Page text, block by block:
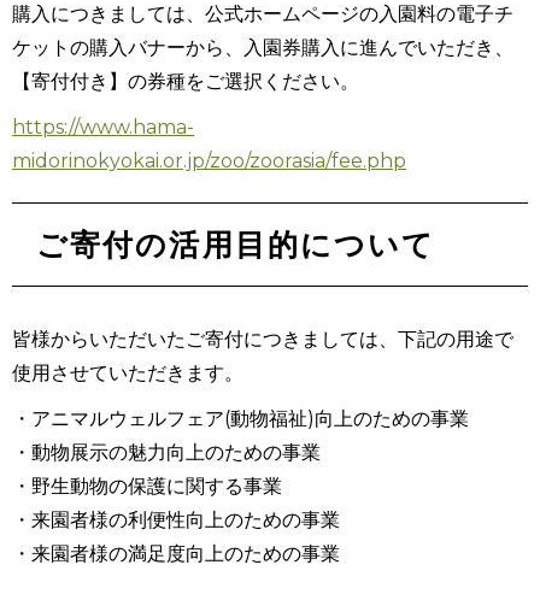
購入につきましては、公式ホームページの入園料の電子チ
ケットの購入バナーから、入園券購入に進んでいただき、
【寄付付き】の券種をご選択ください。
https://www.hama-
midorinokyokai.or.jp/zoo/zoorasia/fee.php
ご寄付の活用目的について
皆様からいただいたご寄付につきましては、下記の用途で
使用させていただきます。
・アニマルウェルフェア(動物福祉)向上のための事業
・動物展示の魅力向上のための事業
・野生動物の保護に関する事業
・来園者様の利便性向上のための事業
・来園者様の満足度向上のための事業